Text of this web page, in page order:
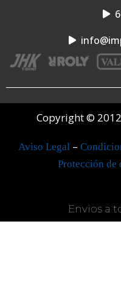
Copyright ©
Aviso Legal–
Protección de
Envios a